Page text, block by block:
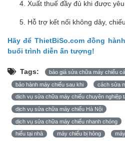
Xuất thuế đầy đủ khi được
Hỗ trợ kết nối không dây,
Hãy để ThietBiSo.com đồng
buổi trình diễn ấn tượng!
Tags: báo giá sửa chữa máy chiếu
bảo hành máy chiếu sau khi cách sửa
dịch vụ sửa chữa máy chiếu chuyên nghiệp
dịch vụ sửa chữa máy chiếu Hà Nội
dịch vụ sửa chữa máy chiếu nhanh chóng
hiếu tại nhà máy chiếu bị hỏng